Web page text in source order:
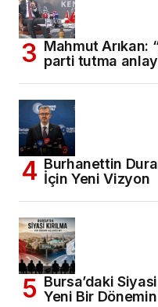
Mahmut Arıkan:
parti tutma
Burhanettin
İçin Yeni Vizyon
Bursa’daki
Yeni Bir Dönemin